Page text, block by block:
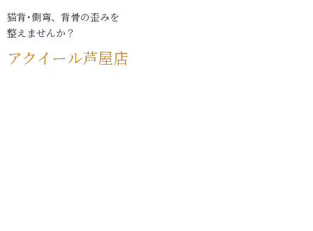
猫背･側弯、背骨の歪みを
整えませんか？
アクイール芦屋店